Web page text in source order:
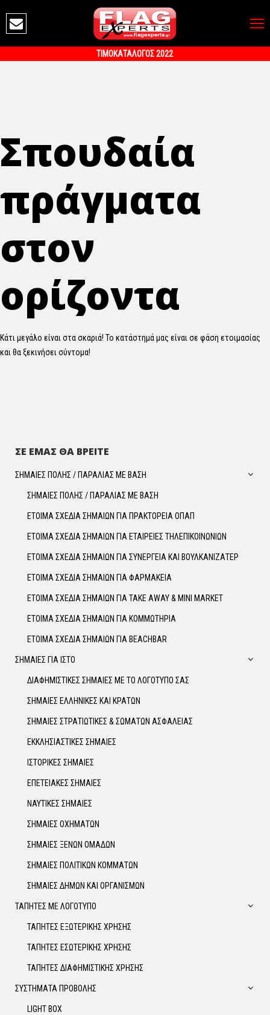
ΤΙΜΟΚΑΤΑΛΟΓΟΣ 2022
Σπουδαία
πράγματα
στον
ορίζοντα
Κάτι μεγάλο είναι στα σκαριά! Το κατάστημά μας είναι σε φάση ετοιμασίας
και θα ξεκινήσει σύντομα!
ΣΕ ΕΜΑΣ ΘΑ ΒΡΕΙΤΕ
ΣΗΜΑΙΕΣ ΠΟΛΗΣ / ΠΑΡΑΛΙΑΣ ΜΕ ΒΑΣΗ
ΣΗΜΑΙΕΣ ΠΟΛΗΣ / ΠΑΡΑΛΙΑΣ ΜΕ ΒΑΣΗ
ΕΤΟΙΜΑ ΣΧΕΔΙΑ ΣΗΜΑΙΩΝ ΓΙΑ ΠΡΑΚΤΟΡΕΙΑ ΟΠΑΠ
ΕΤΟΙΜΑ ΣΧΕΔΙΑ ΣΗΜΑΙΩΝ ΓΙΑ ΕΤΑΙΡΕΙΕΣ ΤΗΛΕΠΙΚΟΙΝΩΝΙΩΝ
ΕΤΟΙΜΑ ΣΧΕΔΙΑ ΣΗΜΑΙΩΝ ΓΙΑ ΣΥΝΕΡΓΕΙΑ ΚΑΙ ΒΟΥΛΚΑΝΙΖΑΤΕΡ
ΕΤΟΙΜΑ ΣΧΕΔΙΑ ΣΗΜΑΙΩΝ ΓΙΑ ΦΑΡΜΑΚΕΙΑ
ΕΤΟΙΜΑ ΣΧΕΔΙΑ ΣΗΜΑΙΩΝ ΓΙΑ TAKE AWAY & MINI MARKET
ΕΤΟΙΜΑ ΣΧΕΔΙΑ ΣΗΜΑΙΩΝ ΓΙΑ ΚΟΜΜΩΤΗΡΙΑ
ΕΤΟΙΜΑ ΣΧΕΔΙΑ ΣΗΜΑΙΩΝ ΓΙΑ BEACHBAR
ΣΗΜΑΙΕΣ ΓΙΑ ΙΣΤΟ
ΔΙΑΦΗΜΙΣΤΙΚΕΣ ΣΗΜΑΙΕΣ ΜΕ ΤΟ ΛΟΓΟΤΥΠΟ ΣΑΣ
ΣΗΜΑΙΕΣ ΕΛΛΗΝΙΚΕΣ ΚΑΙ ΚΡΑΤΩΝ
ΣΗΜΑΙΕΣ ΣΤΡΑΤΙΩΤΙΚΕΣ & ΣΩΜΑΤΩΝ ΑΣΦΑΛΕΙΑΣ
ΕΚΚΛΗΣΙΑΣΤΙΚΕΣ ΣΗΜΑΙΕΣ
ΙΣΤΟΡΙΚΕΣ ΣΗΜΑΙΕΣ
ΕΠΕΤΕΙΑΚΕΣ ΣΗΜΑΙΕΣ
ΝΑΥΤΙΚΕΣ ΣΗΜΑΙΕΣ
ΣΗΜΑΙΕΣ ΟΧΗΜΑΤΩΝ
ΣΗΜΑΙΕΣ ΞΕΝΩΝ ΟΜΑΔΩΝ
ΣΗΜΑΙΕΣ ΠΟΛΙΤΙΚΩΝ ΚΟΜΜΑΤΩΝ
ΣΗΜΑΙΕΣ ΔΗΜΩΝ ΚΑΙ ΟΡΓΑΝΙΣΜΩΝ
ΤΑΠΗΤΕΣ ΜΕ ΛΟΓΟΤΥΠΟ
ΤΑΠΗΤΕΣ ΕΞΩΤΕΡΙΚΗΣ ΧΡΗΣΗΣ
ΤΑΠΗΤΕΣ ΕΣΩΤΕΡΙΚΗΣ ΧΡΗΣΗΣ
ΤΑΠΗΤΕΣ ΔΙΑΦΗΜΙΣΤΙΚΗΣ ΧΡΗΣΗΣ
ΣΥΣΤΗΜΑΤΑ ΠΡΟΒΟΛΗΣ
LIGHT BOX